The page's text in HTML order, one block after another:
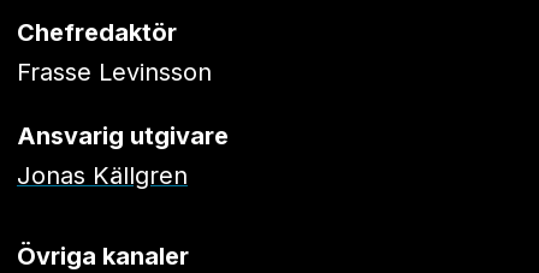
Chefredaktör
Frasse Levinsson
Ansvarig utgivare
Jonas Källgren
Övriga kanaler